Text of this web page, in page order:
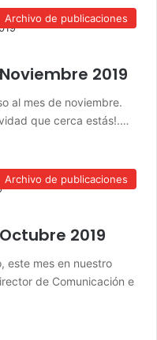
Archivo de publicaciones
2019
al mes de noviembre.
que cerca estás!.…
Archivo de publicaciones
2019
este mes en nuestro
de Comunicación e